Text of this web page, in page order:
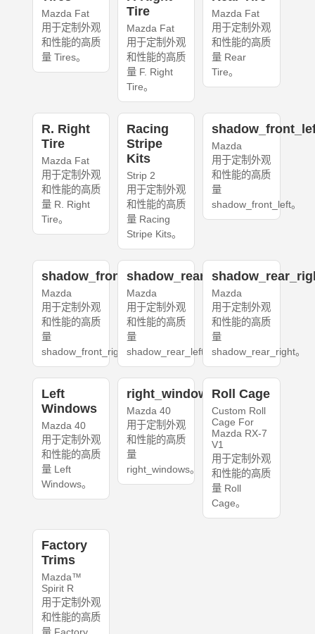
Mazda Fat
用于定制外观
和性能的高质
量 Tires。
Tire
Mazda Fat
用于定制外观
和性能的高质
量 F. Right
Tire。
Mazda Fat
用于定制外观
和性能的高质
量 Rear
Tire。
R. Right
Tire
Mazda Fat
用于定制外观
和性能的高质
量 R. Right
Tire。
Racing
Stripe
Kits
Strip 2
用于定制外观
和性能的高质
量 Racing
Stripe Kits。
Mazda
用于定制外观
和性能的高质
量
shadow_front_left。
shadow_front_right
Mazda
用于定制外观
和性能的高质
量
shadow_front_right。
shadow_rear_left
Mazda
用于定制外观
和性能的高质
量
shadow_rear_left。
Mazda
用于定制外观
和性能的高质
量
shadow_rear_right。
Left
Windows
Mazda 40
用于定制外观
和性能的高质
量 Left
Windows。
right_windows
Mazda 40
用于定制外观
和性能的高质
量
right_windows。
Roll Cage
Custom Roll
Cage For
Mazda RX-7
V1
用于定制外观
和性能的高质
量 Roll
Cage。
Factory
Trims
Mazda™
Spirit R
用于定制外观
和性能的高质